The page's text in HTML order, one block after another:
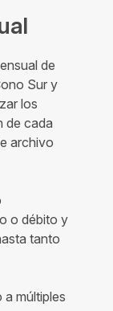
de
Sur y
los
de cada
archivo
o débito y
tanto
a múltiples